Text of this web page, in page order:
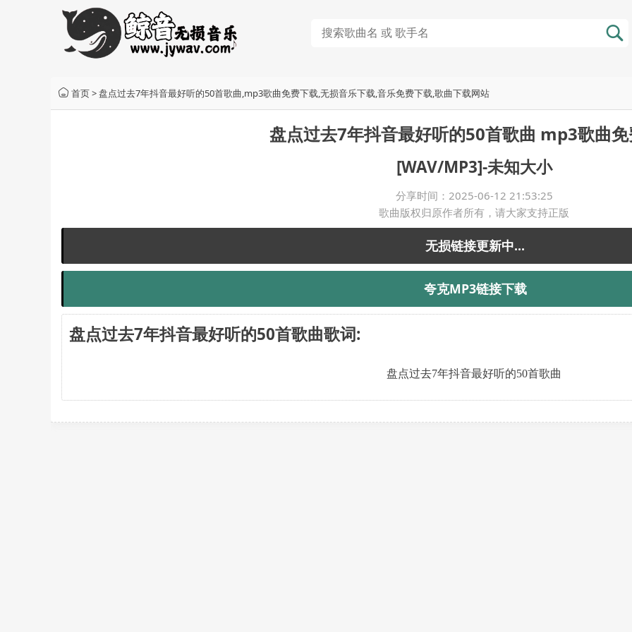
首页>盘点过去7年抖音最好听的50首歌曲,mp3歌曲免费下载,无损音乐下载,音乐免费下载,歌曲下载网站
盘点过去7年抖音最好听的50首歌曲 mp3歌曲
[WAV/MP3]-未知大小
分享时间：2025-06-12 21:53:25
歌曲版权归原作者所有，请大家支持正版
无损链接更新中...
夸克MP3链接下载
盘点过去7年抖音最好听的50首歌曲歌词:
盘点过去7年抖音最好听的50首歌曲